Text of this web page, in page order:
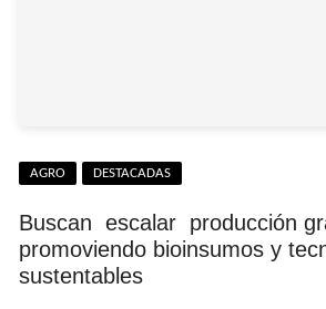
AGRO DESTACADAS
Buscan escalar producción
promoviendo bioinsumos y
sustentables